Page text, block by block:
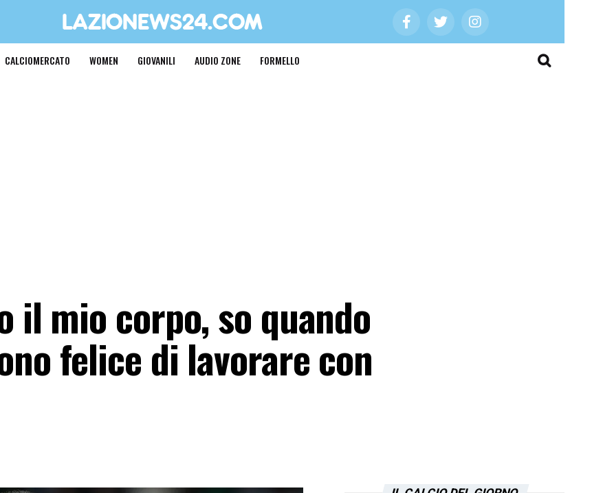
CALCIOMERCATO WOMEN GIOVANILI AUDIO ZONE FORMELLO
il mio corpo, so quando
felice di lavorare con